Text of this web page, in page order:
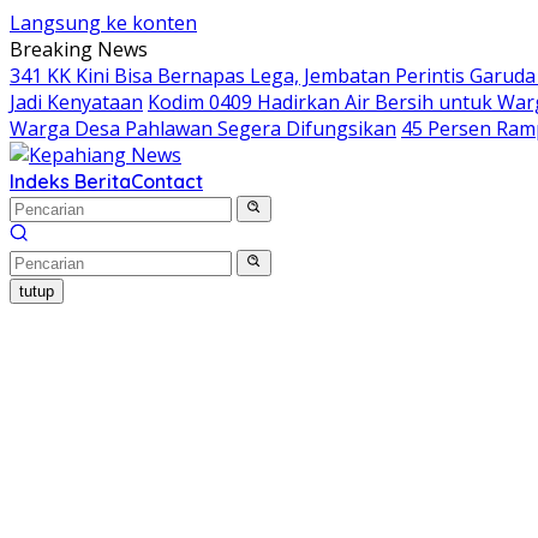
Langsung ke konten
Breaking News
341 KK Kini Bisa Bernapas Lega, Jembatan Perintis
Jadi Kenyataan Kodim 0409 Hadirkan Air Bersih untuk
Warga Desa Pahlawan Segera Difungsikan 45 Persen
Indeks BeritaContact
tutup